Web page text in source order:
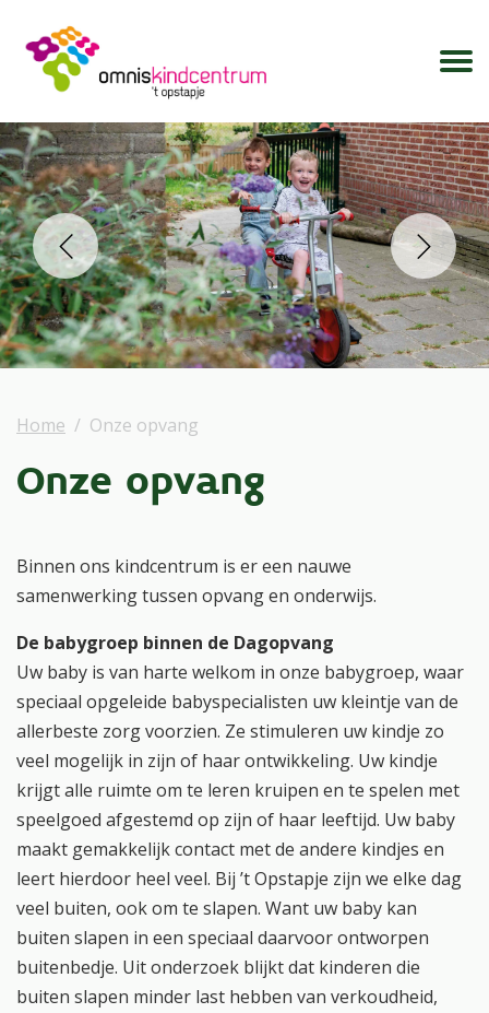
prev next
Home Onze opvang
Onze opvang
Binnen ons kindcentrum is er een nauwe
samenwerking tussen opvang en onderwijs.
De babygroep binnen de Dagopvang
Uw baby is van harte welkom in onze babygroep, waar
speciaal opgeleide babyspecialisten uw kleintje van de
allerbeste zorg voorzien. Ze stimuleren uw kindje zo
veel mogelijk in zijn of haar ontwikkeling. Uw kindje
krijgt alle ruimte om te leren kruipen en te spelen met
speelgoed afgestemd op zijn of haar leeftijd. Uw baby
maakt gemakkelijk contact met de andere kindjes en
leert hierdoor heel veel. Bij ’t Opstapje zijn we elke dag
veel buiten, ook om te slapen. Want uw baby kan
buiten slapen in een speciaal daarvoor ontworpen
buitenbedje. Uit onderzoek blijkt dat kinderen die
buiten slapen minder last hebben van verkoudheid,